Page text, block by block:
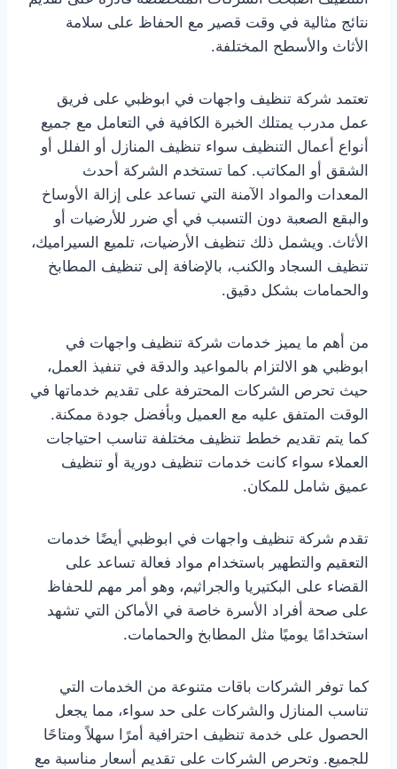
نتائج مثالية في وقت قصير مع الحفاظ على سلامة
الأثاث والأسطح المختلفة.
تعتمد شركة تنظيف واجهات في ابوظبي على فريق
عمل مدرب يمتلك الخبرة الكافية في التعامل مع جميع
أنواع أعمال التنظيف سواء تنظيف المنازل أو الفلل أو
الشقق أو المكاتب. كما تستخدم الشركة أحدث
المعدات والمواد الآمنة التي تساعد على إزالة الأوساخ
والبقع الصعبة دون التسبب في أي ضرر للأرضيات أو
الأثاث. ويشمل ذلك تنظيف الأرضيات، تلميع السيراميك،
تنظيف السجاد والكنب، بالإضافة إلى تنظيف المطابخ
والحمامات بشكل دقيق.
من أهم ما يميز خدمات شركة تنظيف واجهات في
ابوظبي هو الالتزام بالمواعيد والدقة في تنفيذ العمل،
حيث تحرص الشركات المحترفة على تقديم خدماتها في
الوقت المتفق عليه مع العميل وبأفضل جودة ممكنة.
كما يتم تقديم خطط تنظيف مختلفة تناسب احتياجات
العملاء سواء كانت خدمات تنظيف دورية أو تنظيف
عميق شامل للمكان.
تقدم شركة تنظيف واجهات في ابوظبي أيضًا خدمات
التعقيم والتطهير باستخدام مواد فعالة تساعد على
القضاء على البكتيريا والجراثيم، وهو أمر مهم للحفاظ
على صحة أفراد الأسرة خاصة في الأماكن التي تشهد
استخدامًا يوميًا مثل المطابخ والحمامات.
كما توفر الشركات باقات متنوعة من الخدمات التي
تناسب المنازل والشركات على حد سواء، مما يجعل
الحصول على خدمة تنظيف احترافية أمرًا سهلاً ومتاحًا
للجميع. وتحرص الشركات على تقديم أسعار مناسبة مع